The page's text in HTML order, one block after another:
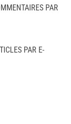
PAR
PAR E-